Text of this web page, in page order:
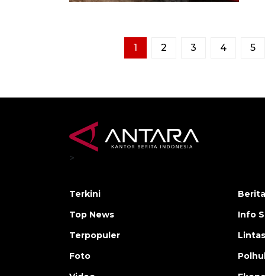
1 2 3 4 5
>
Terkini
Top News
Terpopuler
Foto
Info